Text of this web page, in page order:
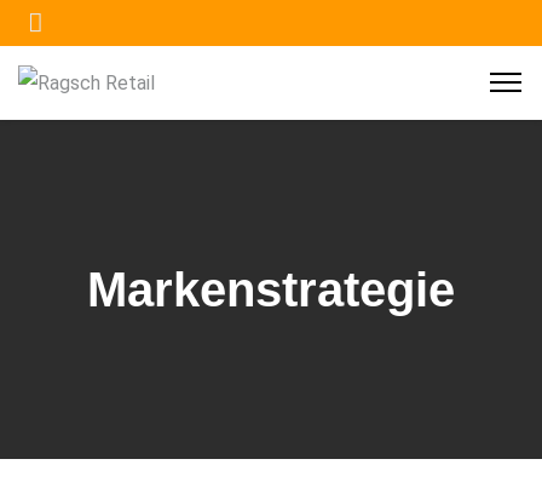
Markenstrategie